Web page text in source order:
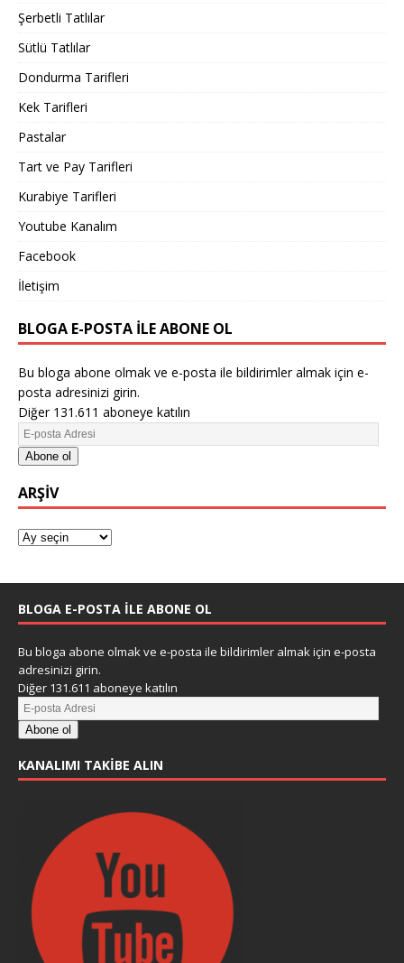
Şerbetli Tatlılar
Sütlü Tatlılar
Dondurma Tarifleri
Kek Tarifleri
Pastalar
Tart ve Pay Tarifleri
Kurabiye Tarifleri
Youtube Kanalım
Facebook
İletişim
BLOGA E-POSTA ILE ABONE OL
Bu bloga abone olmak ve e-posta ile bildirimler almak için e-
posta adresinizi girin.
Diğer 131.611 aboneye katılın
Abone ol
ARŞIV
BLOGA E-POSTA ILE ABONE OL
Bu bloga abone olmak ve e-posta ile bildirimler almak için e-posta
adresinizi girin.
Diğer 131.611 aboneye katılın
Abone ol
KANALIMI TAKIBE ALIN